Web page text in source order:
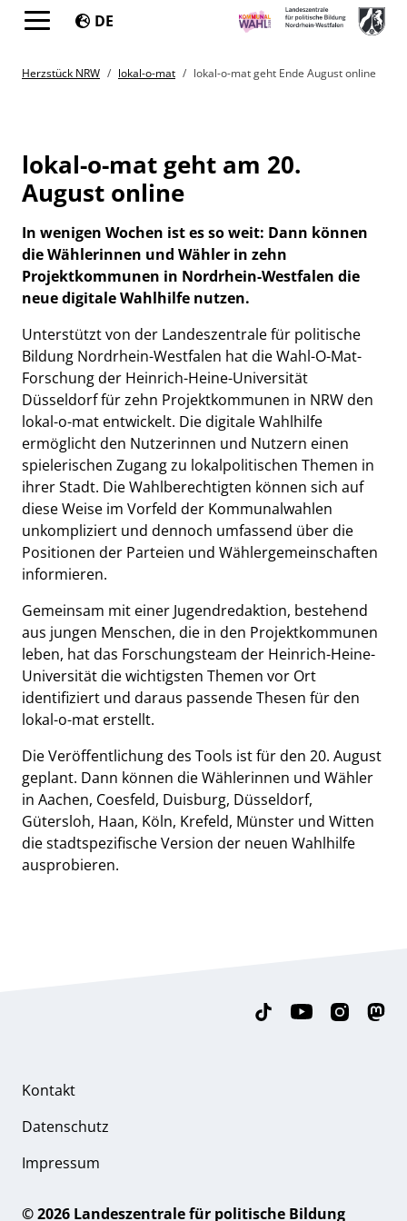
Springe direkt zu:
DE
You are here:
Herzstück NRW lokal-o-mat lokal-o-mat geht Ende August online
lokal-o-mat geht am 20.
August online
In wenigen Wochen ist es so weit: Dann können
die Wählerinnen und Wähler in zehn
Projektkommunen in Nordrhein-Westfalen die
neue digitale Wahlhilfe nutzen.
Unterstützt von der Landeszentrale für politische
Bildung Nordrhein-Westfalen hat die Wahl-O-Mat-
Forschung der Heinrich-Heine-Universität
Düsseldorf für zehn Projektkommunen in NRW den
lokal-o-mat entwickelt. Die digitale Wahlhilfe
ermöglicht den Nutzerinnen und Nutzern einen
spielerischen Zugang zu lokalpolitischen Themen in
ihrer Stadt. Die Wahlberechtigten können sich auf
diese Weise im Vorfeld der Kommunalwahlen
unkompliziert und dennoch umfassend über die
Positionen der Parteien und Wählergemeinschaften
informieren.
Gemeinsam mit einer Jugendredaktion, bestehend
aus jungen Menschen, die in den Projektkommunen
leben, hat das Forschungsteam der Heinrich-Heine-
Universität die wichtigsten Themen vor Ort
identifiziert und daraus passende Thesen für den
lokal-o-mat erstellt.
Die Veröffentlichung des Tools ist für den 20. August
geplant. Dann können die Wählerinnen und Wähler
in Aachen, Coesfeld, Duisburg, Düsseldorf,
Gütersloh, Haan, Köln, Krefeld, Münster und Witten
die stadtspezifische Version der neuen Wahlhilfe
ausprobieren.
Kontakt
Datenschutz
Impressum
© 2026 Landeszentrale für politische Bildung